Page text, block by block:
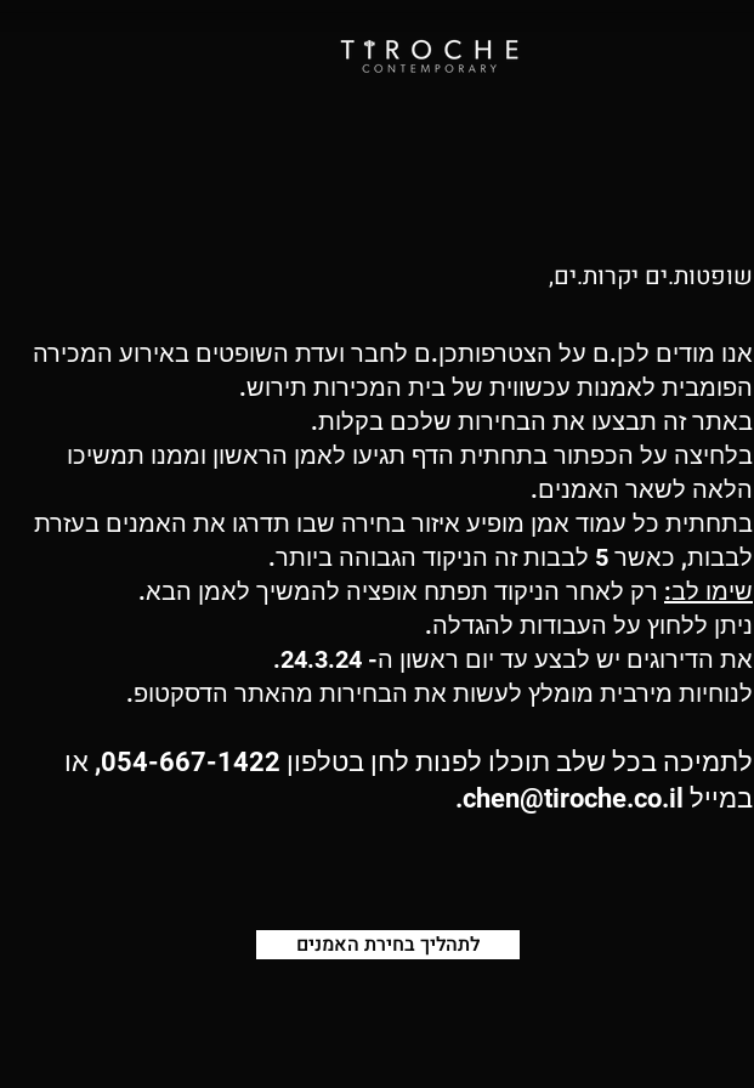
שופטות.ים יקרות.ים,
אנו מודים לכן.ם על הצטרפותכן.ם לחבר ועדת השופטים באירוע המכירה
הפומבית לאמנות עכשווית של בית המכירות תירוש.
באתר זה תבצעו את הבחירות שלכם בקלות.
בלחיצה על הכפתור בתחתית הדף תגיעו לאמן הראשון וממנו תמשיכו
הלאה לשאר האמנים.
בתחתית כל עמוד אמן מופיע איזור בחירה שבו תדרגו את האמנים בעזרת
לבבות, כאשר 5 לבבות זה הניקוד הגבוהה ביותר.
שימו לב: רק לאחר הניקוד תפתח אופציה להמשיך לאמן הבא.
ניתן ללחוץ על העבודות להגדלה.
את הדירוגים יש לבצע עד יום ראשון ה- 24.3.24.
לנוחיות מירבית מומלץ לעשות את הבחירות מהאתר הדסקטופ.
לתמיכה בכל שלב תוכלו לפנות לחן בטלפון 054-667-1422, או
במייל chen@tiroche.co.il
.
לתהליך בחירת האמנים